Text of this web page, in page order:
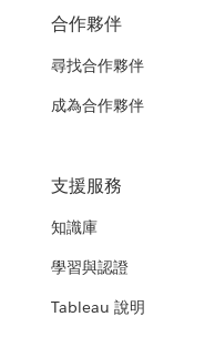
合作夥伴
尋找合作夥伴
成為合作夥伴
支援服務
知識庫
學習與認證
Tableau 說明